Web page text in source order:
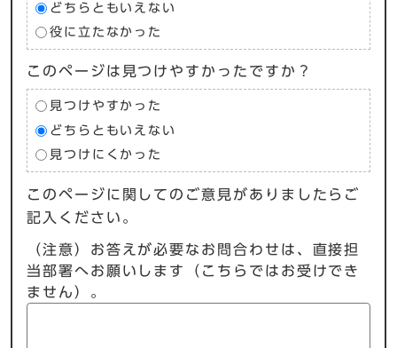
どちらともいえない
役に立たなかった
このページは見つけやすかったですか？
見つけやすかった
どちらともいえない
見つけにくかった
このページに関してのご意見がありましたらご
記入ください。
（注意）お答えが必要なお問合わせは、直接担
当部署へお願いします（こちらではお受けでき
ません）。